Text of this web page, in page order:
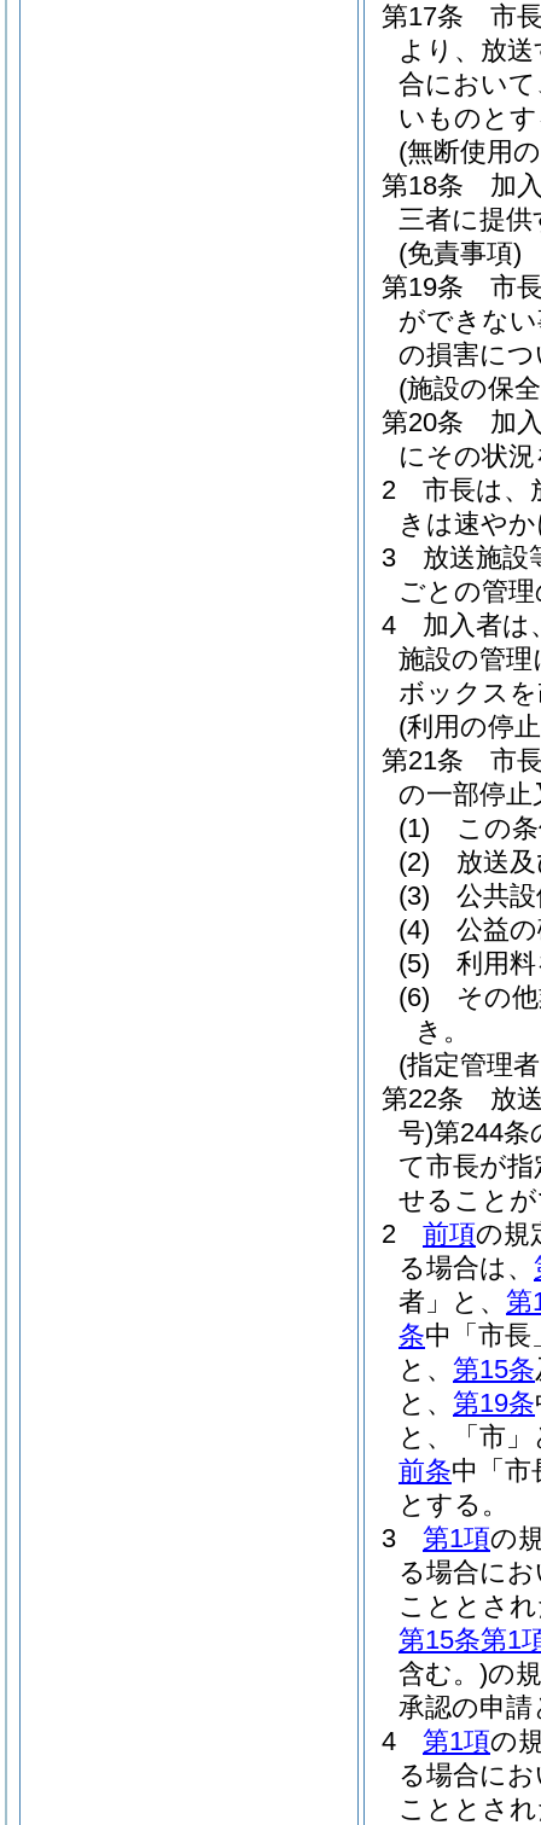
第17条
市
より、放
合におい
いものと
(無断使用
第18条
加
三者に提
(免責事項)
第19条
市
ができな
の損害に
(施設の保
第20条
加
にその状
2
市長は、
きは速や
3
放送施設
ごとの管
4
加入者は
施設の管
ボックス
(利用の停
第21条
市
の一部停
(1)
この
(2)
放送
(3)
公共
(4)
公益
(5)
利用
(6)
その
き。
(指定管理
第22条
放
号)第244条
て市長が
せること
2
前項の規
る場合は、
者」と、 第
条中「市
と、 第15条
と、 第19条
と、「市
前条中「市
とする。
3
第1項の
る場合に
こととさ
第15条第1
含む。)の
承認の申
4
第1項の
る場合に
こととさ